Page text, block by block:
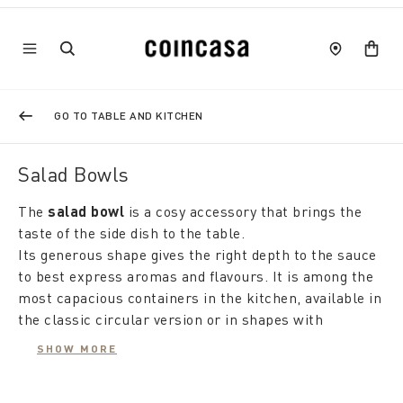
GO TO TABLE AND KITCHEN
Salad Bowls
The salad bowl is a cosy accessory that brings the
taste of the side dish to the table.
Its generous shape gives the right depth to the sauce
to best express aromas and flavours. It is among the
most capacious containers in the kitchen, available in
the classic circular version or in shapes with
irregular edges to accompany table service with
SHOW MORE